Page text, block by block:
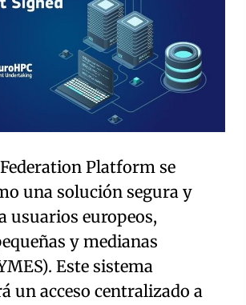
Platform se
una solución segura y
usuarios europeos,
y medianas
Este sistema
un acceso centralizado a